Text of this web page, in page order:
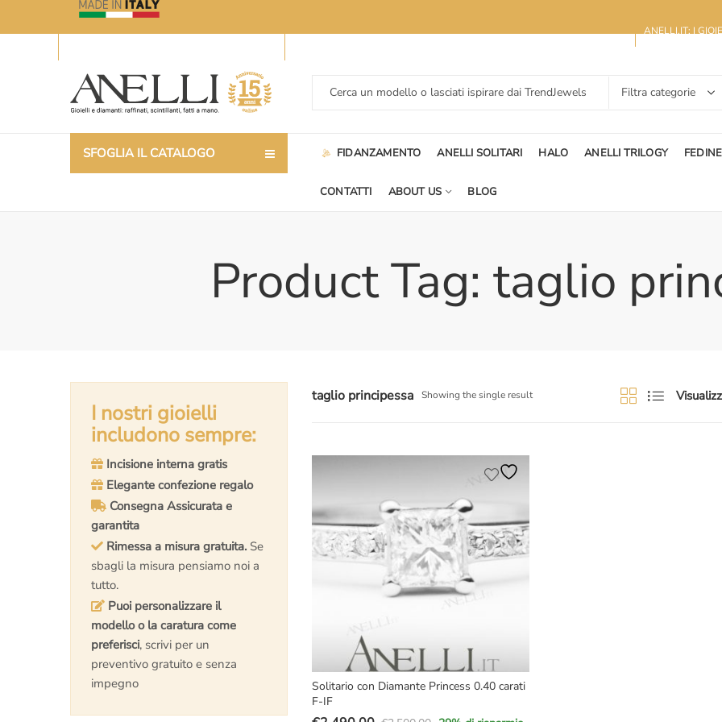
ANELLI.IT: I
SFOGLIA IL CATALOGO FIDANZAMENTO ANELLI SOLITARI HALO ANELLI TRILOGY FEDINE
CONTATTI ABOUT US BLOG
Product Tag: taglio
taglio principessa Showing the single result
Solitario con Diamante Princess 0.40 carati
F-IF
I nostri gioielli
includono sempre:
Incisione interna gratis
Elegante confezione regalo
Consegna Assicurata e
garantita
Rimessa a misura gratuita. Se
sbagli la misura pensiamo noi a
tutto.
Puoi personalizzare il
modello o la caratura come
preferisci, scrivi per un
preventivo gratuito e senza
impegno